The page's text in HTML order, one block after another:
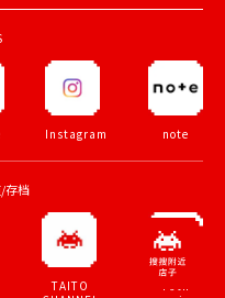
Instagram note
存档
TAITO
70th